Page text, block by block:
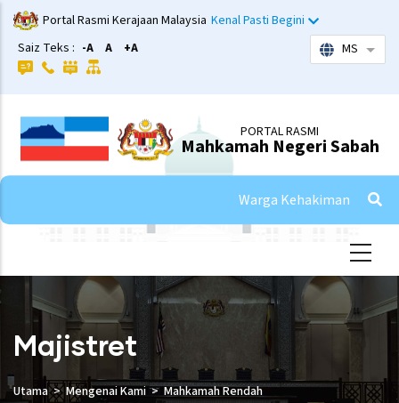
Skip
to
main
content
Portal Rasmi Kerajaan Malaysia Kenal Pasti Begini
MS
List
Saiz Teks : -A A +A
PORTAL RASMI
Mahkamah Negeri Sabah
Warga Kehakiman
Majistret
Utama Mengenai Kami Mahkamah Rendah